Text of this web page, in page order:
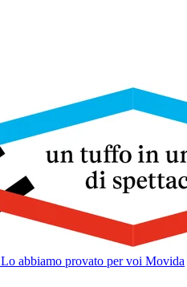
Lo abbiamo provato per voi Movida